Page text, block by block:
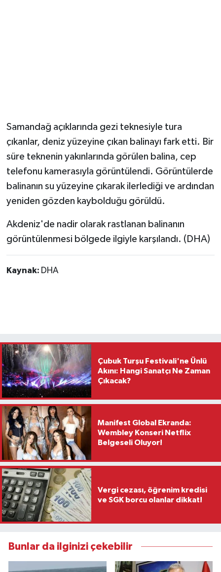
Samandağ açıklarında gezi teknesiyle tura
çıkanlar, deniz yüzeyine çıkan balinayı fark etti. Bir
süre teknenin yakınlarında görülen balina, cep
telefonu kamerasıyla görüntülendi. Görüntülerde
balinanın su yüzeyine çıkarak ilerlediği ve ardından
yeniden gözden kaybolduğu görüldü.
Akdeniz'de nadir olarak rastlanan balinanın
görüntülenmesi bölgede ilgiyle karşılandı. (DHA)
Kaynak: DHA
Çubuk Turşu Festivali'ne Ünlü
Akını: Hangi Sanatçı Ne Zaman
Çıkacak?
Manifest Global Ekranda:
Wembley Konseri Netflix
Belgeseli Oluyor!
Vergi cezası, öğrenim kredisi
ve SGK borcu olanlar dikkat!
Bunlar da ilginizi çekebilir